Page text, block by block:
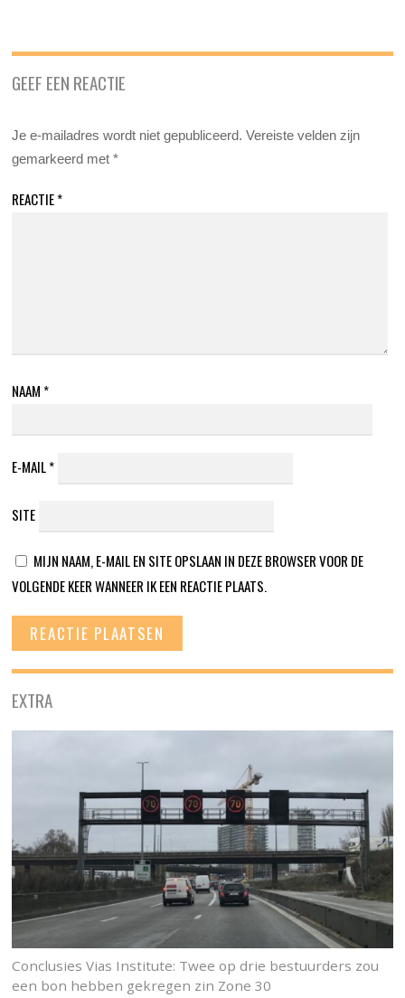
GEEF EEN REACTIE
Je e-mailadres wordt niet gepubliceerd. Vereiste velden zijn
gemarkeerd met*
REACTIE*
NAAM *
E-MAIL*
SITE
MIJN NAAM, E-MAIL EN SITE OPSLAAN IN DEZE BROWSER VOOR DE
VOLGENDE KEER WANNEER IK EEN REACTIE PLAATS.
EXTRA
Conclusies Vias Institute: Twee op drie bestuurders zou
een bon hebben gekregen zin Zone 30